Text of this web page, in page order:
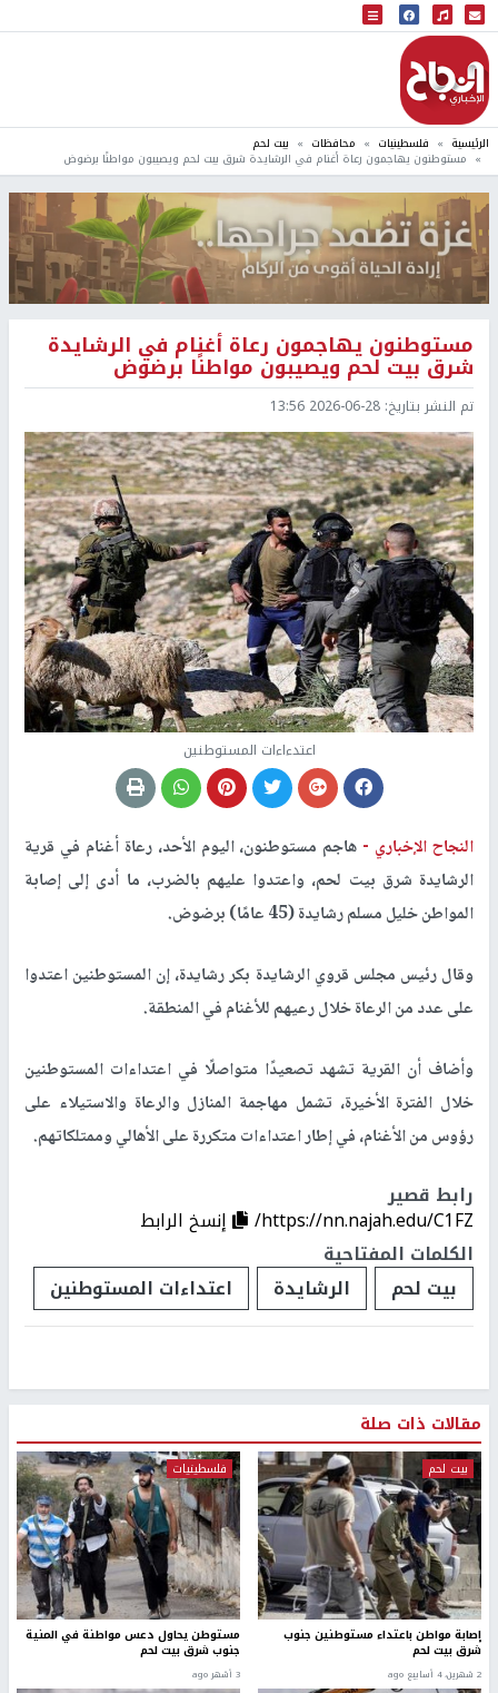
البث المباشر
إذاعة النجاح
الرئيسية فلسطينيات محافظات بيت لحم
مستوطنون يهاجمون رعاة أغنام في الرشايدة شرق بيت لحم ويصيبون مواطنًا برضوض
مستوطنون يهاجمون رعاة أغنام في الرشايدة
شرق بيت لحم ويصيبون مواطنًا برضوض
تم النشر بتاريخ: 2026-06-28 13:56
اعتدءاءات المستوطنين
النجاح الإخباري - هاجم مستوطنون، اليوم الأحد، رعاة أغنام في قرية
الرشايدة شرق بيت لحم، واعتدوا عليهم بالضرب، ما أدى إلى إصابة
المواطن خليل مسلم رشايدة (45 عامًا) برضوض.
وقال رئيس مجلس قروي الرشايدة بكر رشايدة، إن المستوطنين اعتدوا
على عدد من الرعاة خلال رعيهم للأغنام في المنطقة.
وأضاف أن القرية تشهد تصعيدًا متواصلًا في اعتداءات المستوطنين
خلال الفترة الأخيرة، تشمل مهاجمة المنازل والرعاة والاستيلاء على
رؤوس من الأغنام، في إطار اعتداءات متكررة على الأهالي وممتلكاتهم.
رابط قصير
https://nn.najah.edu/C1FZ/
إنسخ الرابط
الكلمات المفتاحية
بيت لحم
الرشايدة اعتداءات المستوطنين
مقالات ذات صلة
بيت لحم
إصابة مواطن باعتداء مستوطنين جنوب
شرق بيت لحم
2 شهرين، 4 أسابيع ago
فلسطينيات
مستوطن يحاول دعس مواطنة في المنية
جنوب شرق بيت لحم
3 أشهر ago